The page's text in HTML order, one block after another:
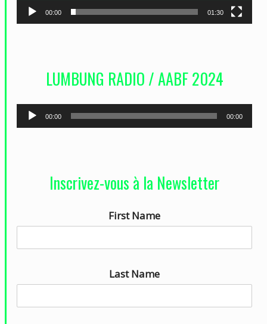
r
v
é
00:00 01:30
LUMBUNG RADIO / AABF 2024
L
e
e
r
d
o
00:00 00:00
Inscrivez-vous à la Newsletter
First Name
Last Name